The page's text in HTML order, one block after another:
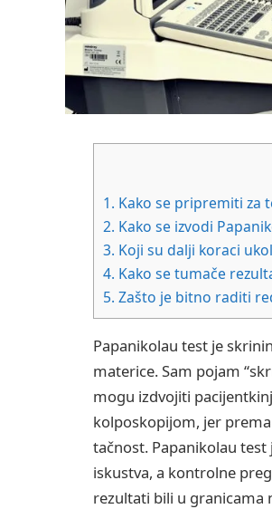
1. Kako se pripremiti za
2. Kako se izvodi
3. Koji su dalji koraci
4. Kako se tumače
5. Zašto je bitno raditi
Papanikolau test je
materice. Sam pojam
mogu izdvojiti
kolposkopijom, jer
tačnost. Papanikolau
iskustva, a kontrolne
rezultati bili u granicama